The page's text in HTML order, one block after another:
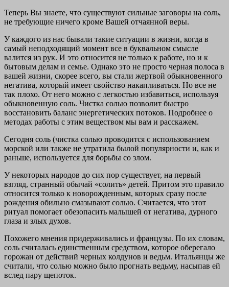
Теперь Вы знаете, что существуют сильные заговоры на соль,
не требующие ничего кроме Вашей отчаянной веры.
У каждого из нас бывали такие ситуации в жизни, когда в
самый неподходящий момент все в буквальном смысле
валится из рук. И это относится не только к работе, но и к
бытовым делам и семье. Однако это не просто черная полоса в
вашей жизни, скорее всего, вы стали жертвой обыкновенного
негатива, который имеет свойство накапливаться. Но все не
так плохо. От него можно с легкостью избавиться, используя
обыкновенную соль. Чистка солью позволит быстро
восстановить баланс энергетических потоков. Подробнее о
методах работы с этим веществом мы вам и расскажем.
Сегодня соль (чистка солью проводится с использованием
морской или также не утратила былой популярности и, как и
раньше, используется для борьбы со злом.
У некоторых народов до сих пор существует, на первый
взгляд, странный обычай «солить» детей. Притом это правило
относится только к новорожденным, которых сразу после
рождения обильно смазывают солью. Считается, что этот
ритуал помогает обезопасить малышей от негатива, дурного
глаза и злых духов.
Похожего мнения придерживались и французы. По их словам,
соль считалась единственным средством, которое оберегало
горожан от действий черных колдунов и ведьм. Итальянцы же
считали, что солью можно было прогнать ведьму, насыпав ей
вслед пару щепоток.